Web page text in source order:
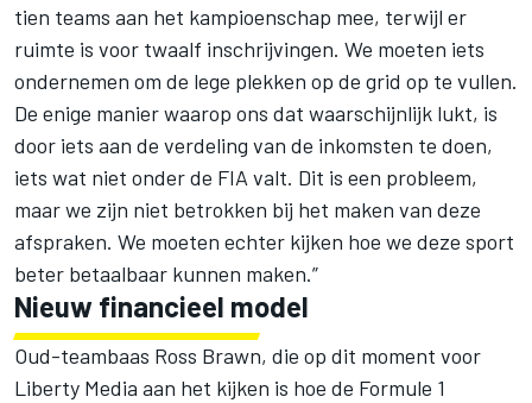
tien teams aan het kampioenschap mee, terwijl er
ruimte is voor twaalf inschrijvingen. We moeten iets
ondernemen om de lege plekken op de grid op te vullen.
De enige manier waarop ons dat waarschijnlijk lukt, is
door iets aan de verdeling van de inkomsten te doen,
iets wat niet onder de FIA valt. Dit is een probleem,
maar we zijn niet betrokken bij het maken van deze
afspraken. We moeten echter kijken hoe we deze sport
beter betaalbaar kunnen maken.”
Nieuw financieel model
Oud-teambaas Ross Brawn, die op dit moment voor
Liberty Media aan het kijken is hoe de Formule 1